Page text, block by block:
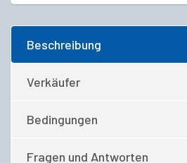
Beschreibung
Verkäufer
Bedingungen
Fragen und Antworten